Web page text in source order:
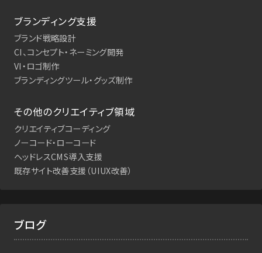
ブランディング支援
ブランド戦略設計
CI、コンセプト・ネーミング開発
VI・ロゴ制作
ブランディングツール・グッズ制作
その他のクリエイティブ領域
クリエイティブコーディング
ノーコード・ローコード
ヘッドレスCMS導入支援
既存サイト改善支援（UIUX改善）
ブログ